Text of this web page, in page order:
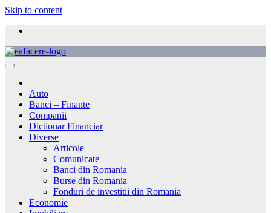
Skip to content
Auto
Banci – Finante
Companii
Dictionar Financiar
Diverse
Articole
Comunicate
Banci din Romania
Burse din Romania
Fonduri de investitii din Romania
Economie